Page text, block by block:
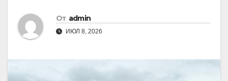
От admin
ИЮЛ 8, 2026